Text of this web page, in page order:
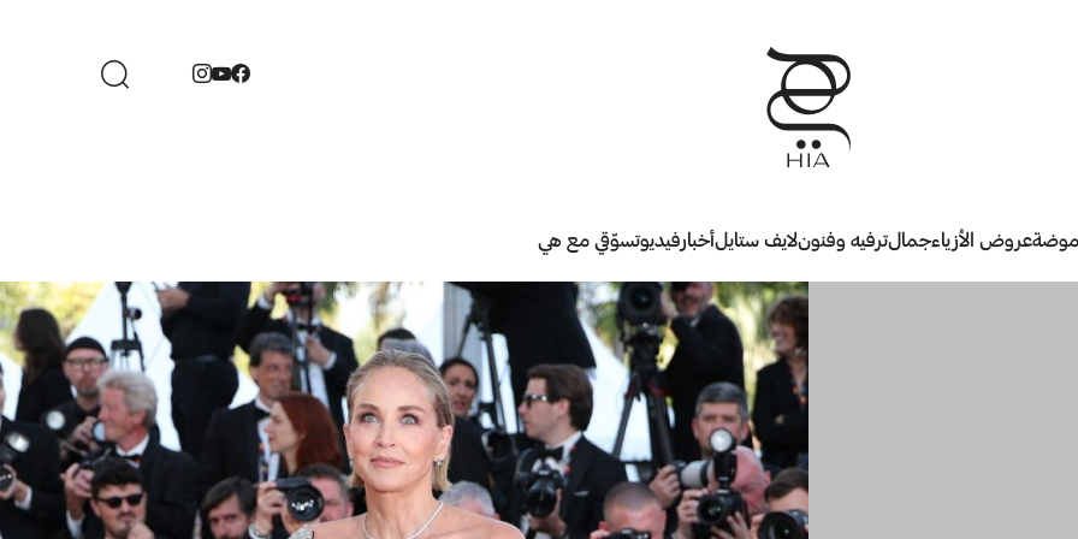
موضةعروض الأزياءجمالترفيه وفنونلايف ستايلأخبارفيديوتسوّقي مع هي